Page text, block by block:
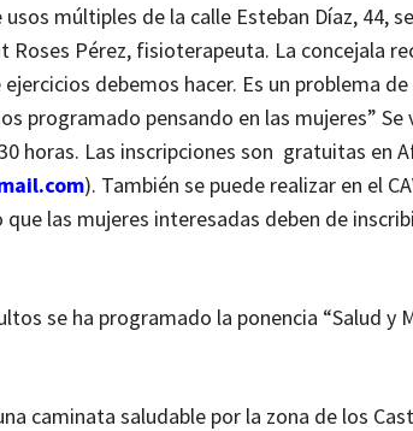
múltiples de la calle Esteban Díaz, 44,
Pérez, fisioterapeuta. La concejala
debemos hacer. Es un problema
programado pensando en las mujeres” Se
horas. Las inscripciones son gratuitas en
). También se puede realizar en el
las mujeres interesadas deben de
se ha programado la ponencia “Salud y
caminata saludable por la zona de los